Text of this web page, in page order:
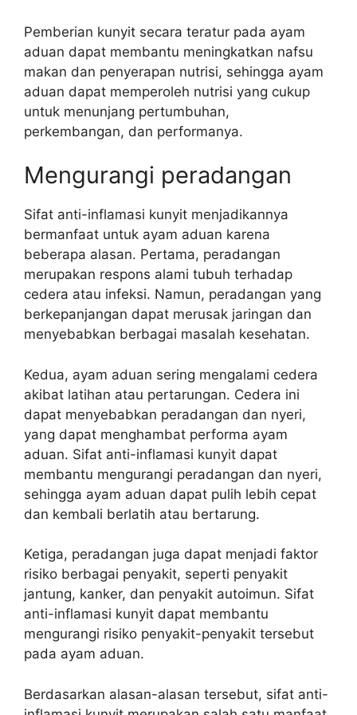
Pemberian kunyit secara teratur pada ayam
aduan dapat membantu meningkatkan nafsu
makan dan penyerapan nutrisi, sehingga ayam
aduan dapat memperoleh nutrisi yang cukup
untuk menunjang pertumbuhan,
perkembangan, dan performanya.
Mengurangi peradangan
Sifat anti-inflamasi kunyit menjadikannya
bermanfaat untuk ayam aduan karena
beberapa alasan. Pertama, peradangan
merupakan respons alami tubuh terhadap
cedera atau infeksi. Namun, peradangan yang
berkepanjangan dapat merusak jaringan dan
menyebabkan berbagai masalah kesehatan.
Kedua, ayam aduan sering mengalami cedera
akibat latihan atau pertarungan. Cedera ini
dapat menyebabkan peradangan dan nyeri,
yang dapat menghambat performa ayam
aduan. Sifat anti-inflamasi kunyit dapat
membantu mengurangi peradangan dan nyeri,
sehingga ayam aduan dapat pulih lebih cepat
dan kembali berlatih atau bertarung.
Ketiga, peradangan juga dapat menjadi faktor
risiko berbagai penyakit, seperti penyakit
jantung, kanker, dan penyakit autoimun. Sifat
anti-inflamasi kunyit dapat membantu
mengurangi risiko penyakit-penyakit tersebut
pada ayam aduan.
Berdasarkan alasan-alasan tersebut, sifat anti-